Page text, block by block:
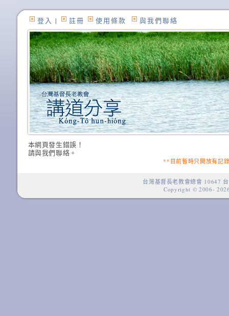
登入 | 註冊 使用條款 與我們聯絡
本網頁發生錯誤！
請與我們聯絡。
**目前暫時只開放有記
台灣基督長老教會總會 10647
Copyright © 2006-